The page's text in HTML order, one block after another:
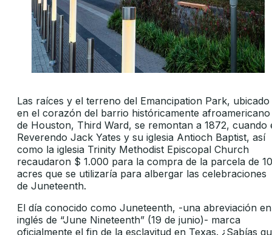
Las raíces y el terreno del Emancipation Park, ubicado
en el corazón del barrio históricamente afroamericano
de Houston, Third Ward, se remontan a 1872, cuando
Reverendo Jack Yates y su iglesia Antioch Baptist, así
como la iglesia Trinity Methodist Episcopal Church
recaudaron $ 1.000 para la compra de la parcela de 10
acres que se utilizaría para albergar las celebraciones
de Juneteenth.
El día conocido como Juneteenth, -una abreviación en
inglés de “June Nineteenth” (19 de junio)- marca
oficialmente el fin de la esclavitud en Texas. ¿Sabías